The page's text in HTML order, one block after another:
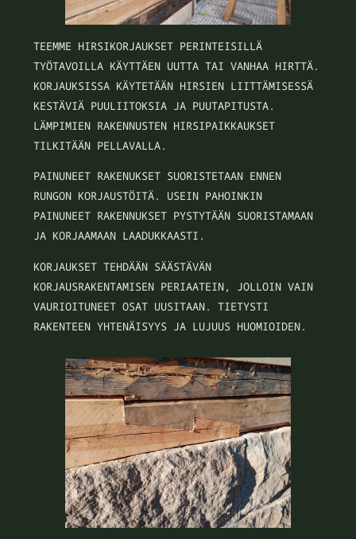
TEEMME HIRSIKORJAUKSET PERINTEISILLÄ
TYÖTAVOILLA KÄYTTÄEN UUTTA TAI VANHAA HIRTTÄ.
KORJAUKSISSA KÄYTETÄÄN HIRSIEN LIITTÄMISESSÄ
KESTÄVIÄ PUULIITOKSIA JA PUUTAPITUSTA.
LÄMPIMIEN RAKENNUSTEN HIRSIPAIKKAUKSET
TILKITÄÄN PELLAVALLA.
PAINUNEET RAKENUKSET SUORISTETAAN ENNEN
RUNGON KORJAUSTÖITÄ. USEIN PAHOINKIN
PAINUNEET RAKENNUKSET PYSTYTÄÄN SUORISTAMAAN
JA KORJAAMAAN LAADUKKAASTI.
KORJAUKSET TEHDÄÄN SÄÄSTÄVÄN
KORJAUSRAKENTAMISEN PERIAATEIN, JOLLOIN VAIN
VAURIOITUNEET OSAT UUSITAAN. TIETYSTI
RAKENTEEN YHTENÄISYYS JA LUJUUS HUOMIOIDEN.